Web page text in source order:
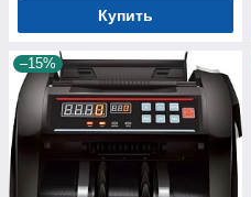
Купить
–15%